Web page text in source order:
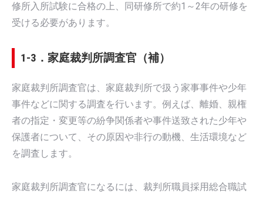
修所入所試験に合格の上、同研修所で約1～2年の研修を
受ける必要があります。
1-3．家庭裁判所調査官（補）
家庭裁判所調査官は、家庭裁判所で扱う家事事件や少年
事件などに関する調査を行います。例えば、離婚、親権
者の指定・変更等の紛争関係者や事件送致された少年や
保護者について、その原因や非行の動機、生活環境など
を調査します。
家庭裁判所調査官になるには、裁判所職員採用総合職試